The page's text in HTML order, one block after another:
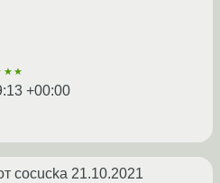
+00:00
cocucka 21.10.2021